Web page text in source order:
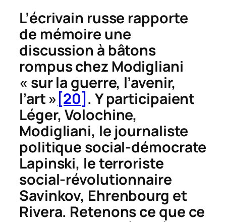
L’écrivain russe rapporte
de mémoire une
discussion à bâtons
rompus chez Modigliani
« sur la guerre, l’avenir,
l’art » [20] . Y participaient
Léger, Volochine,
Modigliani, le journaliste
politique social-démocrate
Lapinski, le terroriste
social-révolutionnaire
Savinkov, Ehrenbourg et
Rivera. Retenons ce que ce